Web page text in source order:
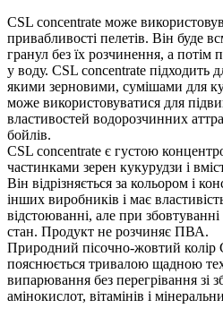
CSL concentrate може
привабливості пелетiв. Він буде
гранул без їх розчинення, а
у воду. CSL concentrate підходить
якими зерновими, сумішами для
може використовуватися для
властивостей водорозчинних
бойлiв.
CSL concentrate є густою
частинками зерен кукурудзи і
Він відрізняється за кольором і
інших виробників і має
відстоюванні, але при
стан. Продукт не розчиняє ПВА.
Природний пісочно-жовтий колір
пояснюється тривалою щадною
випарювання без перегрівання зі
амінокислот, вітамінів і